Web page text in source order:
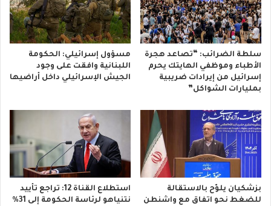
سلطة الضرائب: “تصاعد هجرة
الأطباء وموظفي الهايتك يحرم
إسرائيل من إيرادات ضريبية
بمليارات الشواكل”
مسؤول إسرائيلي: الحكومة
اللبنانية وافقت على وجود
الجيش الإسرائيلي داخل أراضيها
بزشكيان يلوّح بالاستقالة
للضغط نحو اتفاق مع واشنطن
استطلاع القناة 12: تراجع تأييد
نتنياهو لرئاسة الحكومة إلى 31%